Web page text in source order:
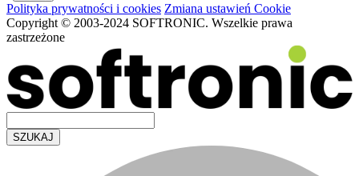
Polityka prywatności i cookies Zmiana ustawień Cookie
Copyright © 2003-2024 SOFTRONIC. Wszelkie prawa
zastrzeżone